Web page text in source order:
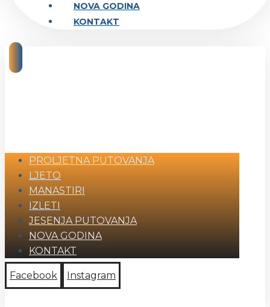
NOVA GODINA
KONTAKT
PROLJETNA PUTOVANJA
LJETO
MANASTIRI
IZLETI
JESENJA PUTOVANJA
NOVA GODINA
KONTAKT
Facebook
Instagram